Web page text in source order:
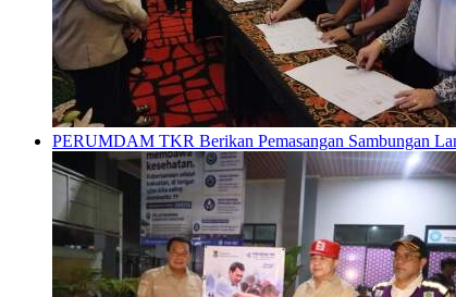
PERUMDAM TKR Berikan Pemasangan Sambungan